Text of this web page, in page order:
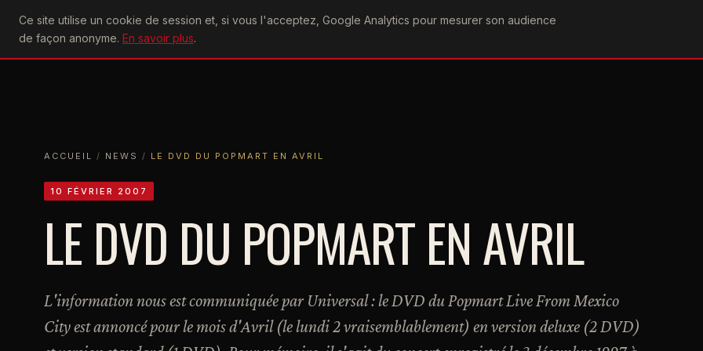
Ce site utilise un cookie de session et, si vous l'acceptez, Google Analytics pour mesurer son audience
de façon anonyme. En savoir plus.
U2achtung
ACCUEIL
ACTU CONCERTS DISCOGRAPHIEPAROLESVIDÉOGRAPHIEFORUMS
ACCUEIL / NEWS / LE DVD DU POPMART EN AVRIL
10 FÉVRIER 2007
LE DVD DU POPMART EN AVRIL
L'information nous est communiquée par Universal : le DVD du Popmart Live From Mexico
City est annoncé pour le mois d'Avril (le lundi 2 vraisemblablement) en version deluxe (2 DVD)